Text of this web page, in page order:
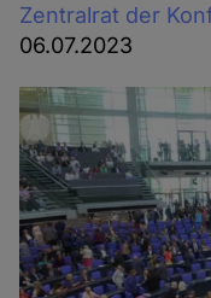
Zentralrat der
06.07.2023